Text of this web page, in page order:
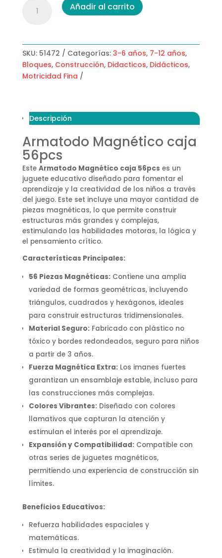
Magnético
cantidad
Añadir al carrito
SKU: 51472 Categorías: 3-6 años, 7-12 años,
Bloques, Construcción, Didacticos, Didácticos,
Motricidad Fina
Descripción
Armatodo Magnético caja
56pcs
Este Armatodo Magnético caja 56pcs es un
juguete educativo diseñado para fomentar el
aprendizaje y la creatividad de los niños a través
del juego. Este set incluye una mayor cantidad de
piezas magnéticas, lo que permite construir
estructuras más grandes y complejas,
estimulando las habilidades motoras, la lógica y
el pensamiento crítico.
Características Principales:
56 Piezas Magnéticas: Contiene una amplia
variedad de formas geométricas, incluyendo
triángulos, cuadrados y hexágonos, ideales
para construir estructuras tridimensionales.
Material Seguro: Fabricado con plástico no
tóxico y bordes redondeados, seguro para niños
a partir de 3 años.
Fuerza Magnética Extra: Los imanes fuertes
garantizan un ensamblaje estable, incluso para
las construcciones más complejas.
Colores Vibrantes: Diseñado con colores
llamativos que capturan la atención y
estimulan el interés por el aprendizaje.
Expansión y Compatibilidad: Compatible con
otras series de juguetes magnéticos,
permitiendo una experiencia de construcción sin
límites.
Beneficios Educativos:
Refuerza habilidades espaciales y
matemáticas.
Estimula la creatividad y la imaginación.